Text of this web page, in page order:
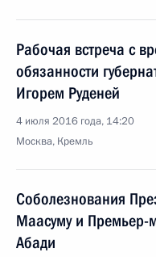
Рабочая встреча с
обязанности
Игорем Руденей
4 июля 2016 года, 14:20
Москва, Кремль
Соболезнования
Маасуму и Премьер-
Абади